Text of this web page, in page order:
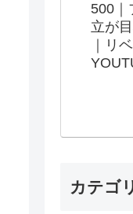
500｜
立が
｜リ
カテゴ